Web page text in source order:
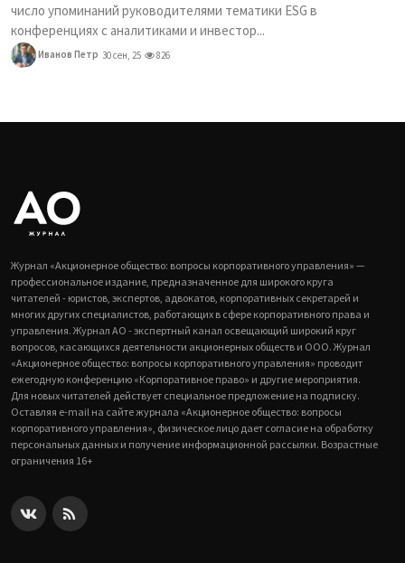
число упоминаний руководителями тематики ESG в
конференциях с аналитиками и инвестор...
Иванов Петр 30 сен, 25 826
Журнал «Акционерное общество: вопросы корпоративного управления» —
профессиональное издание, предназначенное для широкого круга
читателей - юристов, экспертов, адвокатов, корпоративных секретарей и
многих других специалистов, работающих в сфере корпоративного права и
управления. Журнал АО - экспертный канал освещающий широкий круг
вопросов, касающихся деятельности акционерных обществ и ООО. Журнал
«Акционерное общество: вопросы корпоративного управления» проводит
ежегодную конференцию «Корпоративное право» и другие мероприятия.
Для новых читателей действует специальное предложение на подписку.
Оставляя e-mail на сайте журнала «Акционерное общество: вопросы
корпоративного управления», физическое лицо дает согласие на обработку
персональных данных и получение информационной рассылки. Возрастные
ограничения 16+